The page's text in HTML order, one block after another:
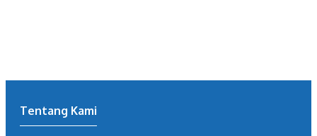
Tentang Kami